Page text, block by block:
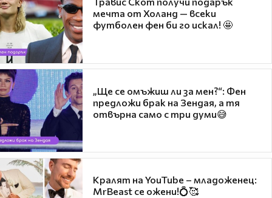
мечта от Холанд — всеки
футболен фен би го искал! 🤩
„Ще се омъжиш ли за мен?“: Фен
предложи брак на Зендая, а тя
отвърна само с три думи😅
Кралят на YouTube – младоженец:
MrBeast се ожени!💍🥰